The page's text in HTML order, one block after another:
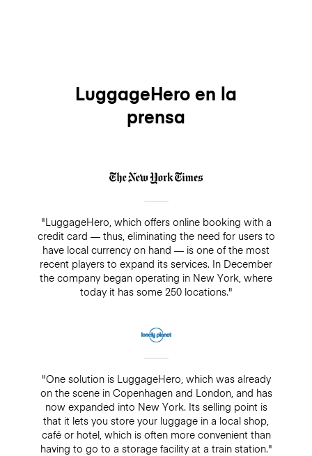
LuggageHero en la
prensa
"LuggageHero, which offers online booking with a
credit card — thus, eliminating the need for users to
have local currency on hand — is one of the most
recent players to expand its services. In December
the company began operating in New York, where
today it has some 250 locations."
"One solution is LuggageHero, which was already
on the scene in Copenhagen and London, and has
now expanded into New York. Its selling point is
that it lets you store your luggage in a local shop,
café or hotel, which is often more convenient than
having to go to a storage facility at a train station."